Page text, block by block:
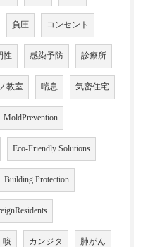
負圧 コンセント
性 感染予防 診療所
教室 喘息 気密住宅
MoldPrevention
Eco-Friendly Solutions
Building Protection
咳 カンジタ 肺がん